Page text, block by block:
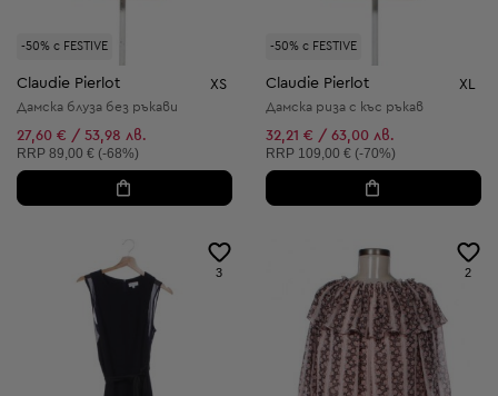
-50% с FESTIVE
Claudie Pierlot XS
Дамска блуза без ръкави
27,60 € / 53,98 лв.
Препоръчителна цена:
RRP 89,00 € (-68%)
-50% с FESTIVE
Claudie Pierlot XL
Дамска риза с къс ръкав
32,21 € / 63,00 лв.
Препоръчителна цена:
RRP 109,00 € (-70%)
3 2